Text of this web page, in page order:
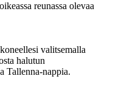
reunassa olevaa
valitsemalla
halutun
Tallenna-nappia.